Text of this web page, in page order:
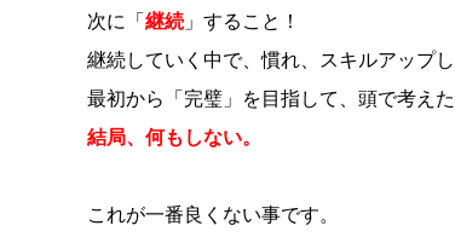
次に「継続 」すること！
継続していく中で、慣れ、スキルアップし
最初から「完璧」を目指して、頭で考え
結局、何もしない。
これが一番良くない事です。